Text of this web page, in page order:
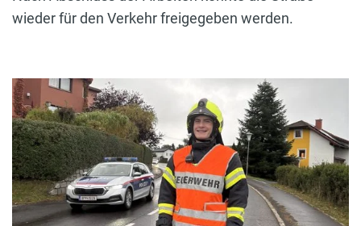
wieder für den Verkehr freigegeben werden.